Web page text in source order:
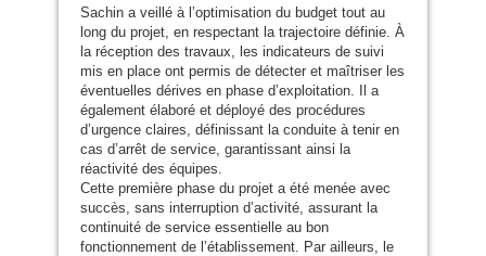
Sachin a veillé à l’optimisation du budget tout au
long du projet, en respectant la trajectoire définie. À
la réception des travaux, les indicateurs de suivi
mis en place ont permis de détecter et maîtriser les
éventuelles dérives en phase d’exploitation. Il a
également élaboré et déployé des procédures
d’urgence claires, définissant la conduite à tenir en
cas d’arrêt de service, garantissant ainsi la
réactivité des équipes.
Cette première phase du projet a été menée avec
succès, sans interruption d’activité, assurant la
continuité de service essentielle au bon
fonctionnement de l’établissement. Par ailleurs, le